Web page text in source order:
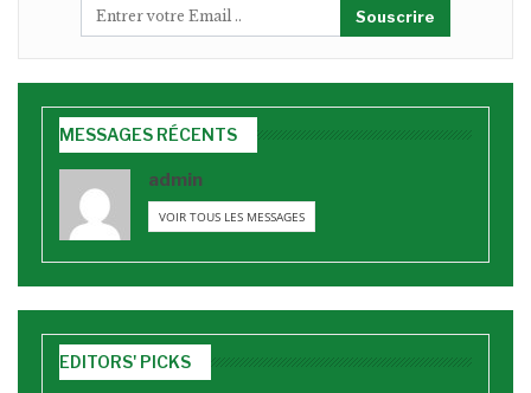
Souscrire
MESSAGES RÉCENTS
admin
VOIR TOUS LES MESSAGES
EDITORS' PICKS